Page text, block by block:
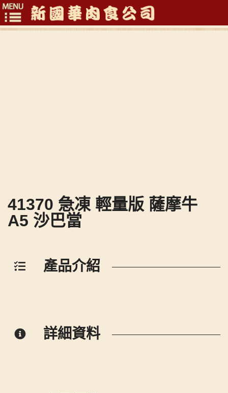
Toggle
41370 急凍 輕量版 薩摩牛
A5 沙巴當
產品介紹
詳細資料